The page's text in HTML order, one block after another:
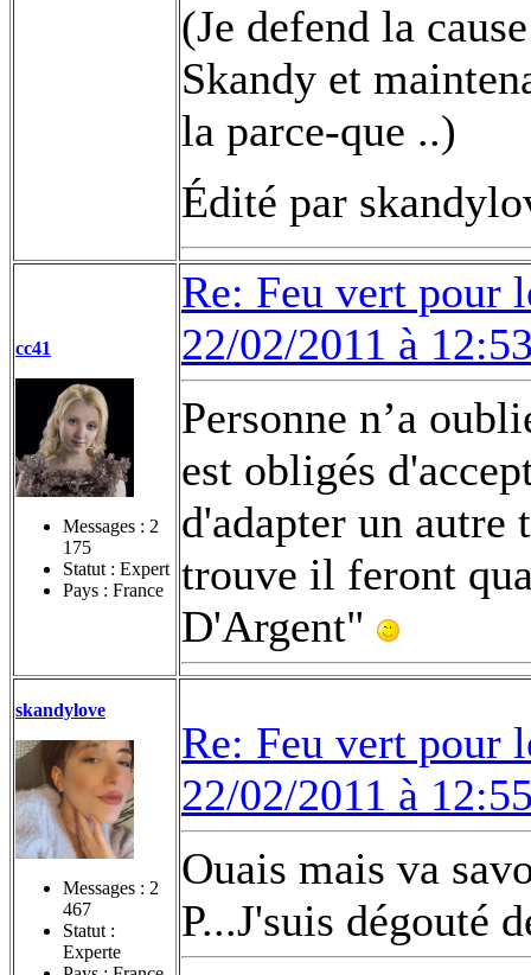
(Je defend la
Skandy et
la parce-que ..)
Édité par
cc41
Messages : 2
175
Statut : Expert
Pays : France
Re: Feu vert pour
22/02/2011 à
Personne n’a
est obligés
d'adapter un autre
trouve il feront
D'Argent"
skandylove
Messages : 2
467
Statut :
Experte
Re: Feu vert pour
22/02/2011 à
Ouais mais va
P...J'suis dégouté